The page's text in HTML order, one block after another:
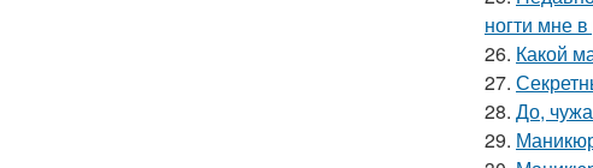
ногти мне
26. Какой
27.
28. До,
29.